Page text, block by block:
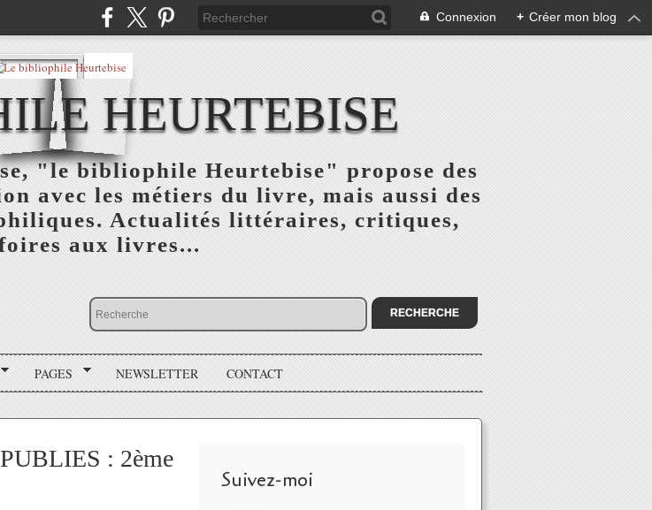
Connexion + Créer mon blog
HEURTEBISE
"le bibliophile Heurtebise" propose des
avec les métiers du livre, mais aussi des
Actualités littéraires, critiques,
aux livres...
PAGES NEWSLETTER CONTACT
: 2ème
Suivez-moi